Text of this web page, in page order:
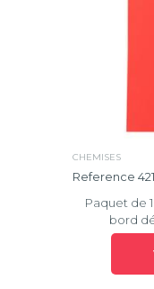
CHEMISES
Reference
Paquet de
bord